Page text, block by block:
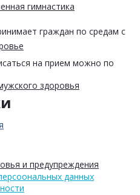
гимнастика
здоровья
и предупреждения
граждан по средам с
на прием можно по
данных